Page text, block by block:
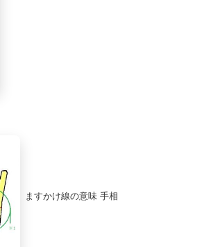
ますかけ線の意味 手相